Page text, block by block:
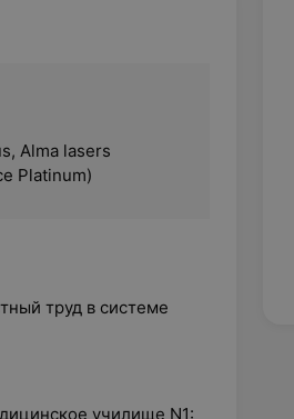
Alma lasers
Platinum)
труд в системе
училище N1: